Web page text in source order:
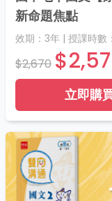
新命題焦點
效期： 3年 | 授課時數：
$2,670
立即購